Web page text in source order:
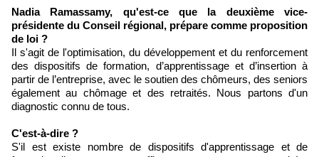
Nadia Ramassamy, qu'est-ce que la deuxième vice-
présidente du Conseil régional, prépare comme proposition
de loi ?
Il s'agit de l'optimisation, du développement et du renforcement
des dispositifs de formation, d’apprentissage et d’insertion à
partir de l’entreprise, avec le soutien des chômeurs, des seniors
également au chômage et des retraités. Nous partons d'un
diagnostic connu de tous.
C'est-à-dire ?
S'il est existe nombre de dispositifs d'apprentissage et de